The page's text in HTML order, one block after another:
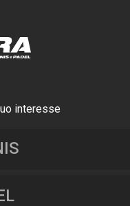
interesse